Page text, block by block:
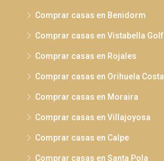
Comprar casas en Benidorm
Comprar casas en Vistabella Golf
Comprar casas en Rojales
Comprar casas en Orihuela Costa
Comprar casas en Moraira
Comprar casas en Villajoyosa
Comprar casas en Calpe
Comprar casas en Santa Pola